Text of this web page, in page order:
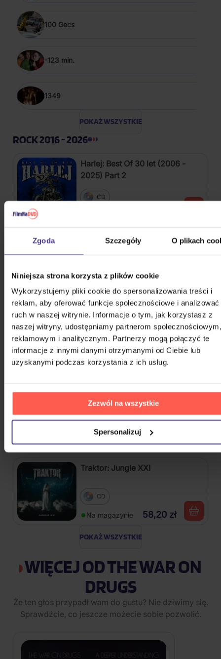
Zgoda Szczegóły O plikach
Niniejsza strona korzysta z plików cookie
Wykorzystujemy pliki cookie do spersonalizowania treści i
reklam, aby oferować funkcje społecznościowe i analizować
ruch w naszej witrynie. Informacje o tym, jak korzystasz z
naszej witryny, udostępniamy partnerom społecznościowym,
reklamowym i analitycznym. Partnerzy mogą połączyć te
informacje z innymi danymi otrzymanymi od Ciebie lub
uzyskanymi podczas korzystania z ich usług.
Zezwól na wszystkie
Spersonalizuj
100 Gecs
-123 min.
1349
POKAŻ WSZYSTKIE
ROCK 2016 - 2026
Harlej: Best Of 30 let (2006 -
2025) Part 2
CD
Kabát: Original Albums Vol.3
Na magazynie 82,60 zł
Mišík Vladimír: Vteřiny, měsíce a
roky
CD
Na magazynie 72,50 zł
Linkin Park: From Zero (Coloured
Blue Vinyl)
110,90 zł
Traktor: Jungle XXI
CD
Na magazynie 58,20 zł
POKAŻ WSZYSTKIE
WIĘCEJ OD THE WAR ON
DRUGS
Że ten głos przypadł wam do gustu? Nie dziwimy się.
Sprawdźcie, co jeszcze możecie sobie pozwolić.